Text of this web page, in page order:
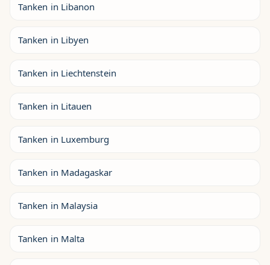
Tanken in Libanon
Tanken in Libyen
Tanken in Liechtenstein
Tanken in Litauen
Tanken in Luxemburg
Tanken in Madagaskar
Tanken in Malaysia
Tanken in Malta